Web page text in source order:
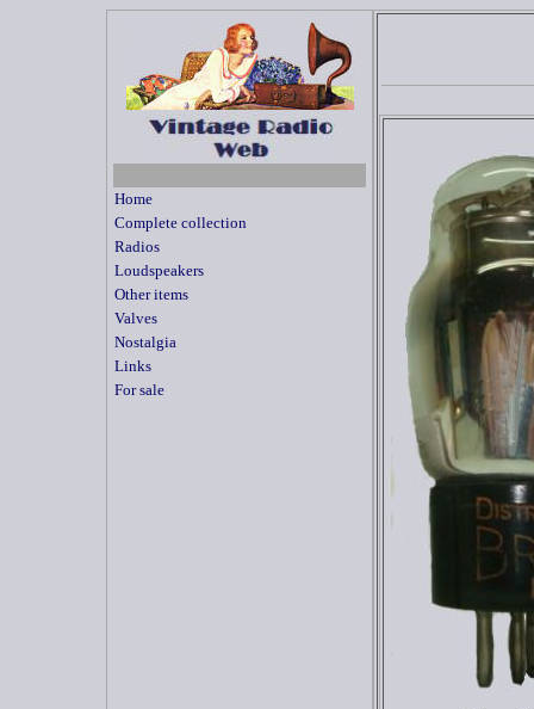
Home
Complete collection
Radios
Loudspeakers
Other items
Valves
Nostalgia
Links
For sale